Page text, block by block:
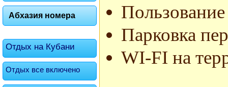
Абхазия номера
Отдых на Кубани
Отдых все включено
Парковка
WI-FI на